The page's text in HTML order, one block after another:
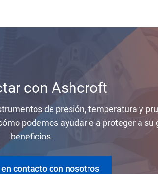
con Ashcroft
de presión, temperatura y
podemos ayudarle a proteger a su
beneficios.
contacto con nosotros